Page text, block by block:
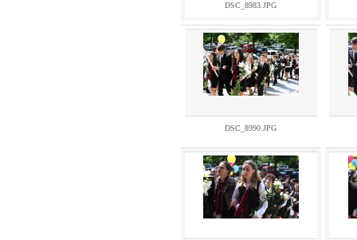
DSC_8983.JPG
DSC_8990.JPG